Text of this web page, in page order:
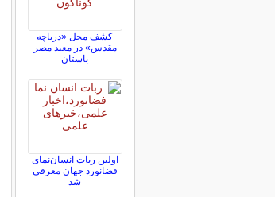
کشف محل «دریاچه
مقدس» در معبد مصر
باستان
اولین ربات انسان‌نمای
فضانورد جهان معرفی
شد